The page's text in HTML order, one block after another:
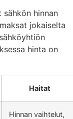
hinnan
jokaiselta
hinta on
Haitat
Hinnan vaihtelut,